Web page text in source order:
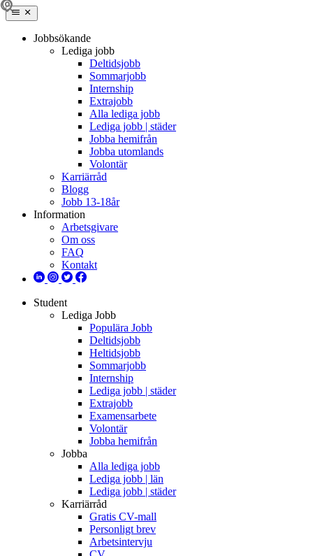
Jobbsökande
Lediga jobb
Deltidsjobb
Sommarjobb
Internship
Extrajobb
Alla lediga jobb
Lediga jobb | städer
Jobba hemifrån
Jobba utomlands
Volontär
Karriärråd
Blogg
Jobb 13-18år
Information
Arbetsgivare
Om oss
FAQ
Kontakt
Student
Lediga Jobb
Populära Jobb
Deltidsjobb
Heltidsjobb
Sommarjobb
Internship
Lediga jobb | städer
Extrajobb
Examensarbete
Volontär
Jobba hemifrån
Jobba
Alla lediga jobb
Lediga jobb | län
Lediga jobb | städer
Karriärråd
Gratis CV-mall
Personligt brev
Arbetsintervju